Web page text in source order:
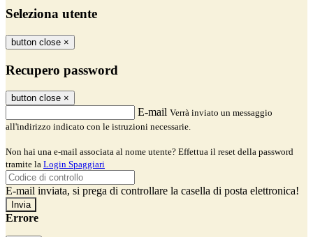
Seleziona utente
button close ×
Recupero password
button close ×
E-mail Verrà inviato un messaggio
all'indirizzo indicato con le istruzioni necessarie.
Non hai una e-mail associata al nome utente? Effettua il reset della password
tramite la Login Spaggiari
E-mail inviata, si prega di controllare la casella di posta elettronica!
Errore